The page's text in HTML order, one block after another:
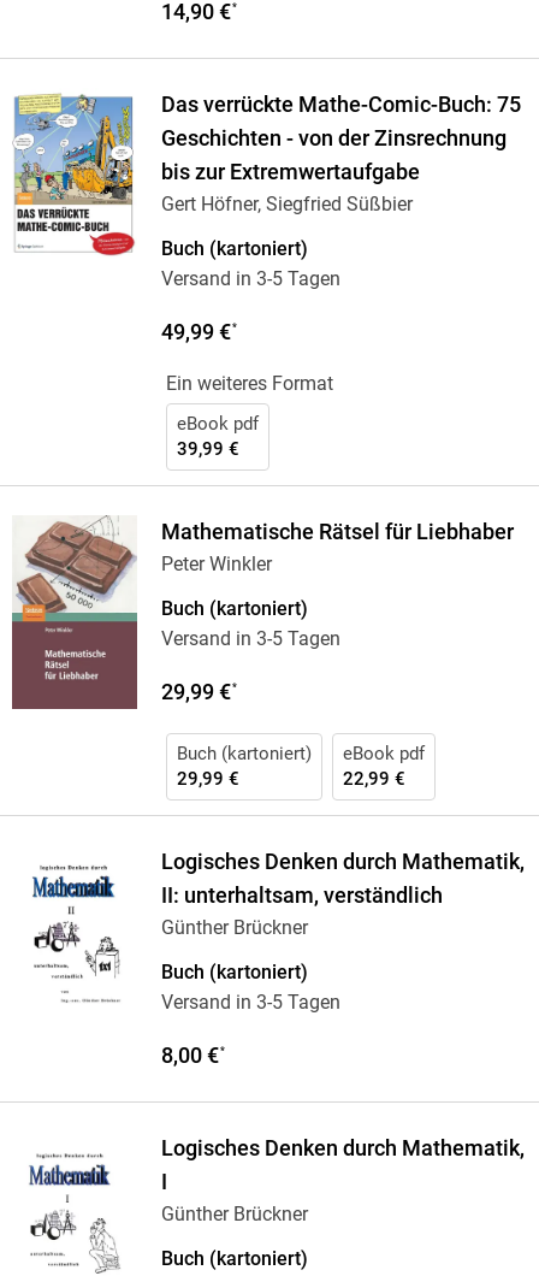
14,90 €*
Das verrückte Mathe-Comic-Buch: 75
Geschichten - von der Zinsrechnung
bis zur Extremwertaufgabe
Gert Höfner, Siegfried Süßbier
Buch (kartoniert)
Versand in 3-5 Tagen
49,99 €*
Ein weiteres Format
eBook pdf
39,99 €
Mathematische Rätsel für Liebhaber
Peter Winkler
Buch (kartoniert)
Versand in 3-5 Tagen
29,99 €*
Buch (kartoniert)
29,99 €
eBook pdf
22,99 €
Logisches Denken durch Mathematik,
II: unterhaltsam, verständlich
Günther Brückner
Buch (kartoniert)
Versand in 3-5 Tagen
8,00 €*
Logisches Denken durch Mathematik,
Günther Brückner
Buch (kartoniert)